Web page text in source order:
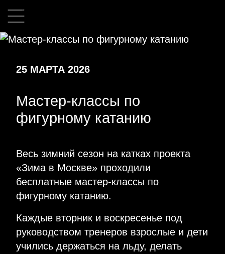
25 МАРТА 2026
Мастер-классы по
фигурному катанию
Весь зимний сезон на катках проекта
«Зима в Москве» проходили
бесплатные мастер-классы по
фигурному катанию.
Каждые вторник и воскресенье под
руководством тренеров взрослые и дети
учились держаться на льду, делать